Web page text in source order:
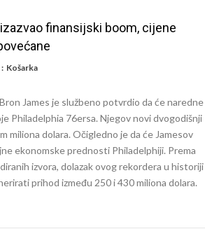
postale su biznis: FIFA ih ne planira ukinuti
“raspao”Isplivale skandalozne informacije, dobila je
disciplinu u Real Madrid. Ovo su tri nova
Serie A za 138 miliona eura?
finansijski boom, cijene
: Košarka
James je službeno potvrdio da će naredne
Philadelphia 76ersa. Njegov novi dvogodišnji
miliona dolara. Očigledno je da će Jamesov
ekonomske prednosti Philadelphiji. Prema
izvora, dolazak ovog rekordera u historiji
prihod između 250 i 430 miliona dolara.